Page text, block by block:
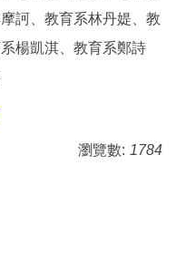
訶、教育系林丹媞、教
楊凱淇、教育系鄭詩
瀏覽數: 1784